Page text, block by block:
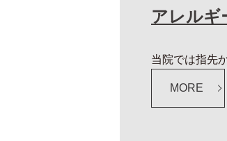
アレルギ
当院では指先
MORE